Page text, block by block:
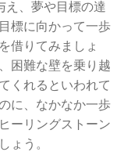
、夢や目標の達
標に向かって一歩
借りてみましょ
困難な壁を乗り越
くれるといわれて
に、なかなか一歩
ーリングストーン
ょう。